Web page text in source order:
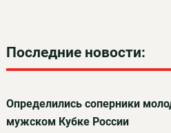
Последние новости:
Определились соперники
мужском Кубке России